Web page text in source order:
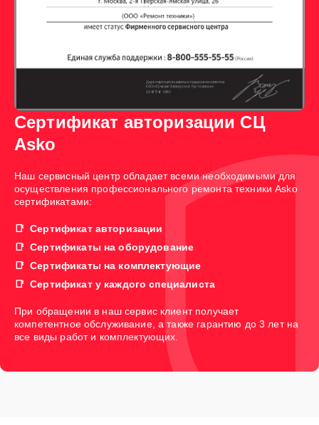
Сертификат авторизации СЦ
Asko
Наш сервисный центр обладает всеми необходимыми для
осуществления профессионального ремонта техники Asko
сертификатами:
Сертификат авторизации
Сертификаты на оборудование
Сертификаты на комплектующие
Сертификат у каждого специалиста
При обращении в наш сервис клиент получает
компетентное обслуживание, а также гарантию до 3 лет на
все виды работ и комплектующих.